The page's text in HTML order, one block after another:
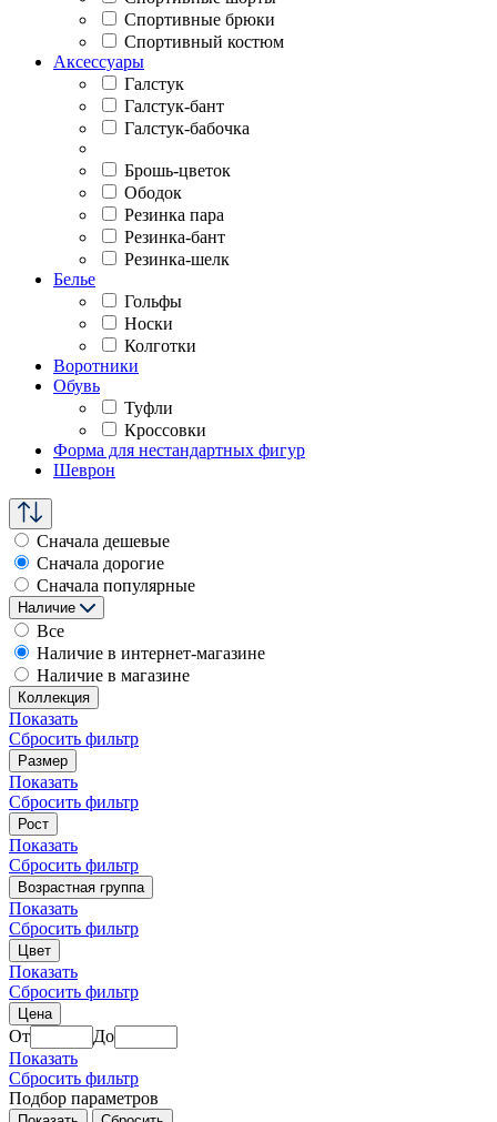
Спортивные брюки
Спортивный костюм
Аксессуары
Галстук
Галстук-бант
Галстук-бабочка
Брошь-цветок
Ободок
Резинка пара
Резинка-бант
Резинка-шелк
Белье
Гольфы
Носки
Колготки
Воротники
Обувь
Туфли
Кроссовки
Форма для нестандартных фигур
Шеврон
Сначала дешевые
Сначала дорогие
Сначала популярные
Наличие
Все
Наличие в интернет-магазине
Наличие в магазине
Коллекция
Показать
Сбросить фильтр
Размер
Показать
Сбросить фильтр
Рост
Показать
Сбросить фильтр
Возрастная группа
Показать
Сбросить фильтр
Цвет
Показать
Сбросить фильтр
Цена
От
До
Показать
Сбросить фильтр
Подбор параметров